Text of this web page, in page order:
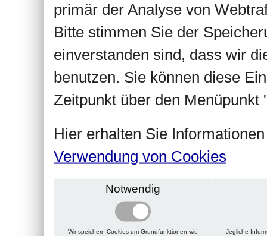
primär der Analyse von
Bitte stimmen Sie der
einverstanden sind, dass wir
benutzen. Sie können diese
Zeitpunkt über den Menüpunkt
Hier erhalten Sie
Verwendung von Cookies
Notwendig
Wir speichern Cookies um Grundfunktionen wie
Jegliche